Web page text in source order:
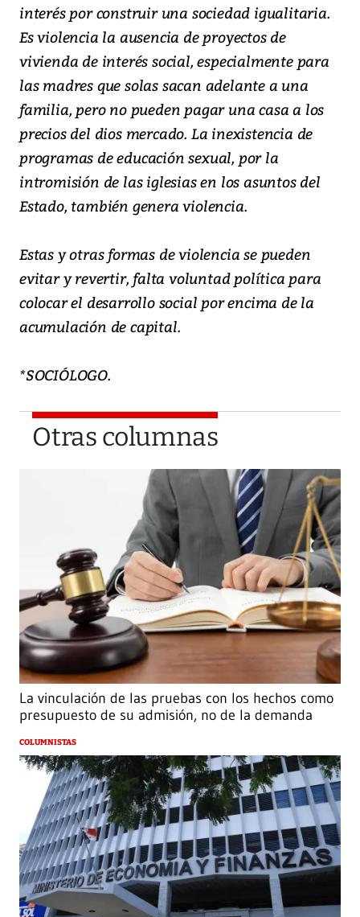
interés por construir una sociedad igualitaria.
Es violencia la ausencia de proyectos de
vivienda de interés social, especialmente para
las madres que solas sacan adelante a una
familia, pero no pueden pagar una casa a los
precios del dios mercado. La inexistencia de
programas de educación sexual, por la
intromisión de las iglesias en los asuntos del
Estado, también genera violencia.
Estas y otras formas de violencia se pueden
evitar y revertir, falta voluntad política para
colocar el desarrollo social por encima de la
acumulación de capital.
*SOCIÓLOGO.
Otras columnas
La vinculación de las pruebas con los hechos como
presupuesto de su admisión, no de la demanda
COLUMNISTAS